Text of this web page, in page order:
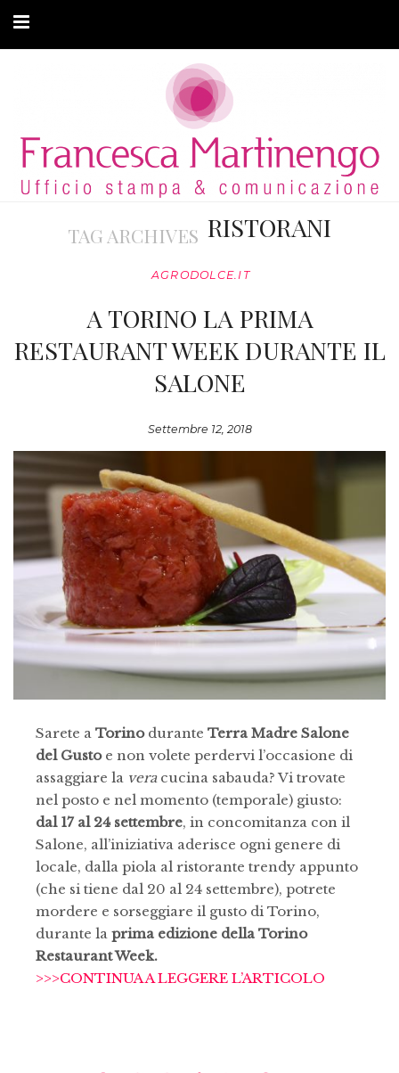
ARTICOLI
MODA ADATTIVA
CONTATTITAG ARCHIVES RISTORANI
AGRODOLCE.IT
A TORINO LA PRIMA
RESTAURANT WEEK DURANTE IL
SALONE
Settembre 12, 2018
Sarete a Torinodurante Terra Madre Salone
del Gustoe non volete perdervi l’occasione di
assaggiare la veracucina sabauda? Vi trovate
nel posto e nel momento (temporale) giusto:
dal 17 al 24 settembre, in concomitanza con il
Salone, all’iniziativa aderisce ogni genere di
locale, dalla piola al ristorante trendy appunto
(che si tiene dal 20 al 24 settembre), potrete
mordere e sorseggiare il gusto di Torino,
durante la prima edizione della Torino
Restaurant Week.
>>>CONTINUA A LEGGERE L’ARTICOLO